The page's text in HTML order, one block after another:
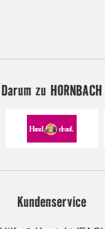
Darum zu HORNBACH
Kundenservice